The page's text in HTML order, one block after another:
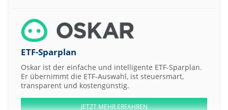
ETF-Sparplan
Oskar ist der einfache und intelligente ETF-Sparplan.
Er übernimmt die ETF-Auswahl, ist steuersmart,
transparent und kostengünstig.
JETZT MEHR ERFAHREN